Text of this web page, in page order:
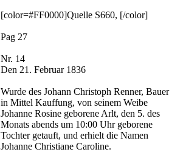
[color=#FF0000]Quelle S660, [/color]
Pag 27
Nr. 14
Den 21. Februar 1836
Wurde des Johann Christoph Renner, Bauer
in Mittel Kauffung, von seinem Weibe
Johanne Rosine geborene Arlt, den 5. des
Monats abends um 10:00 Uhr geborene
Tochter getauft, und erhielt die Namen
Johanne Christiane Caroline.